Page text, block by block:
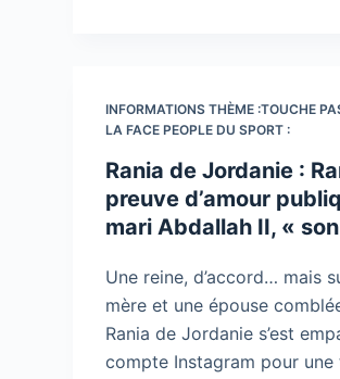
INFORMATIONS THÈME :TOUCHE
LA FACE PEOPLE DU SPORT :
Rania de Jordanie :
preuve d’amour
mari Abdallah II, «
Une reine, d’accord… mais
mère et une épouse
Rania de Jordanie s’est
compte Instagram pour une